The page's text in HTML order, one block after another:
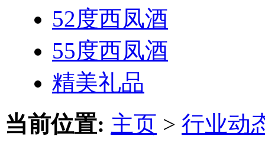
52度西凤酒
55度西凤酒
精美礼品
当前位置: 主页 > 行业动